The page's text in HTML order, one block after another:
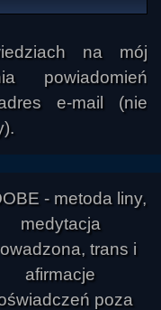
na mój
powiadomień
e-mail (nie